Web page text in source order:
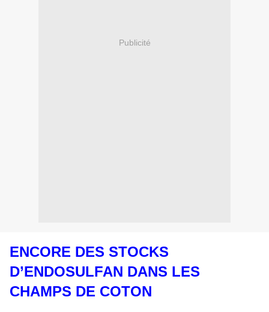
Publicité
ENCORE DES STOCKS
D’ENDOSULFAN DANS LES
CHAMPS DE COTON